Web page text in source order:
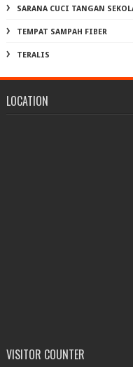
SARANA CUCI TANGAN
TEMPAT SAMPAH FIBER
TERALIS
LOCATION
VISITOR COUNTER